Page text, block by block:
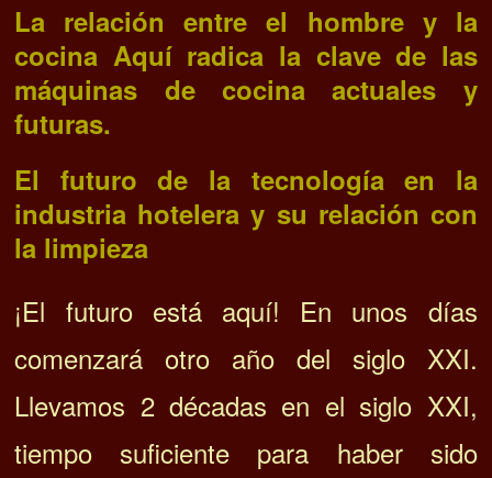
La relación entre el hombre y la
cocina Aquí radica la clave de las
máquinas de cocina actuales y
futuras.
El futuro de la tecnología en la
industria hotelera y su relación con
la limpieza
¡El futuro está aquí! En unos días
comenzará otro año del siglo XXI.
Llevamos 2 décadas en el siglo XXI,
tiempo suficiente para haber sido